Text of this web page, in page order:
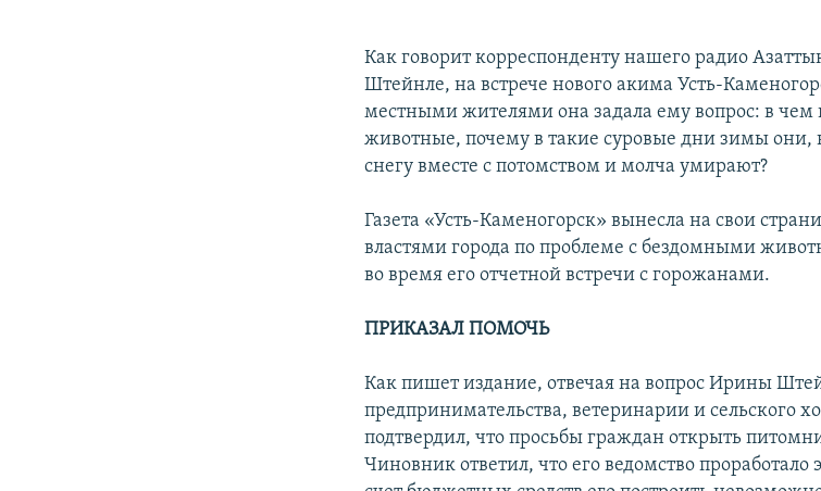
Как говорит корреспонденту нашего радио
Штейнле, на встрече нового акима Усть-
местными жителями она задала ему вопрос: в чем
животные, почему в такие суровые дни зимы они,
снегу вместе с потомством и молча умирают?
Газета «Усть-Каменогорск» вынесла на свои
властями города по проблеме с бездомными
во время его отчетной встречи с горожанами.
ПРИКАЗАЛ ПОМОЧЬ
Как пишет издание, отвечая на вопрос Ирины
предпринимательства, ветеринарии и сельского
подтвердил, что просьбы граждан открыть
Чиновник ответил, что его ведомство проработало